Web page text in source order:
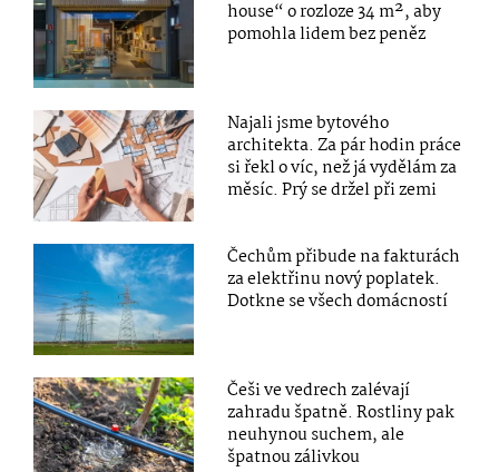
house“ o rozloze 34 m², aby
pomohla lidem bez peněz
Najali jsme bytového
architekta. Za pár hodin práce
si řekl o víc, než já vydělám za
měsíc. Prý se držel při zemi
Čechům přibude na fakturách
za elektřinu nový poplatek.
Dotkne se všech domácností
Češi ve vedrech zalévají
zahradu špatně. Rostliny pak
neuhynou suchem, ale
špatnou zálivkou